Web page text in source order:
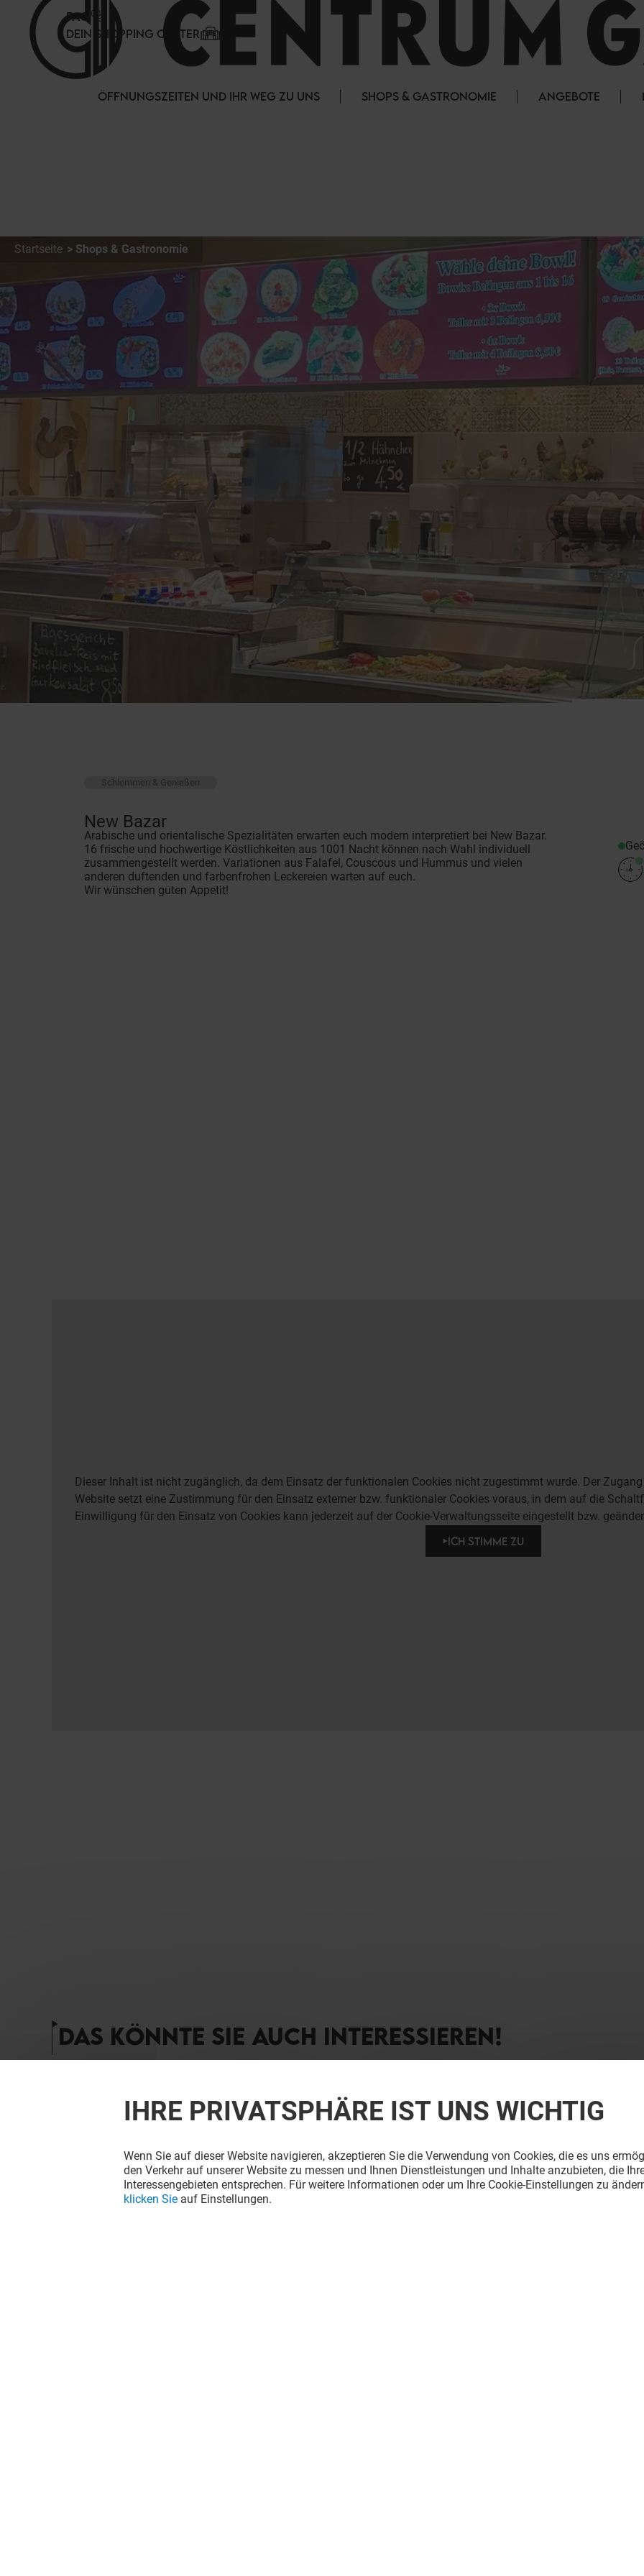
FAQ
DEIN SHOPPING CENTER
ÖFFNUNGSZEITEN UND IHR WEG ZU UNS SHOPS & GASTRONOMIE ANGEBOTE
Startseite Shops & Gastronomie
Schlemmen & Genießen
New Bazar
Arabische und orientalische Spezialitäten erwarten euch modern interpretiert bei New Bazar.
16 frische und hochwertige Köstlichkeiten aus 1001 Nacht können nach Wahl individuell
zusammengestellt werden. Variationen aus Falafel, Couscous und Hummus und vielen
anderen duftenden und farbenfrohen Leckereien warten auf euch.
Wir wünschen guten Appetit!
Dieser Inhalt ist nicht zugänglich, da dem Einsatz der funktionalen Cookies nicht zugestimmt wurde. Der
Website setzt eine Zustimmung für den Einsatz externer bzw. funktionaler Cookies voraus, in dem auf die
Einwilligung für den Einsatz von Cookies kann jederzeit auf der Cookie-Verwaltungsseite eingestellt bzw.
ICH STIMME ZU
DAS KÖNNTE SIE AUCH INTERESSIEREN!
Cookie-Einstellungen
IHRE PRIVATSPHÄRE IST UNS WICHTIG
Wenn Sie auf dieser Website navigieren, akzeptieren Sie die Verwendung von Cookies, die es uns
den Verkehr auf unserer Website zu messen und Ihnen Dienstleistungen und Inhalte anzubieten, die
Interessengebieten entsprechen. Für weitere Informationen oder um Ihre Cookie-Einstellungen zu
klicken Sie auf Einstellungen.